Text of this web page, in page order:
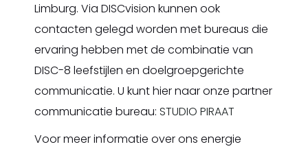
Limburg. Via DISCvision kunnen ook
contacten gelegd worden met bureaus die
ervaring hebben met de combinatie van
DISC-8 leefstijlen en doelgroepgerichte
communicatie. U kunt hier naar onze partner
communicatie bureau: STUDIO PIRAAT
Voor meer informatie over ons energie